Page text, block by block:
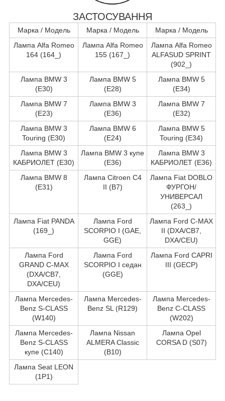
ЗАСТОСУВАННЯ
Марка / Модель Марка / Модель
Марка / Модель
Лампа Alfa Romeo
164 (164_)
Лампа Alfa Romeo
155 (167_)
Лампа Alfa Romeo
ALFASUD SPRINT
(902_)
Лампа BMW 3
(E30)
Лампа BMW 5
(E28)
Лампа BMW 5
(E34)
Лампа BMW 7
(E23)
Лампа BMW 3
(E36)
Лампа BMW 7
(E32)
Лампа BMW 3
Touring (E30)
Лампа BMW 6
(E24)
Лампа BMW 5
Touring (E34)
Лампа BMW 3
КАБРИОЛЕТ (E30)
Лампа BMW 3 купе
(E36)
Лампа BMW 3
КАБРИОЛЕТ (E36)
Лампа BMW 8
(E31)
Лампа Citroen C4
II (B7)
Лампа Fiat DOBLO
ФУРГОН/
УНИВЕРСАЛ
(263_)
Лампа Fiat PANDA
(169_)
Лампа Ford
SCORPIO I (GAE,
GGE)
Лампа Ford C-MAX
II (DXA/CB7,
DXA/CEU)
Лампа Ford
GRAND C-MAX
(DXA/CB7,
DXA/CEU)
Лампа Ford
SCORPIO I седан
(GGE)
Лампа Ford CAPRI
III (GECP)
Лампа Mercedes-
Benz S-CLASS
(W140)
Лампа Mercedes-
Benz SL (R129)
Лампа Mercedes-
Benz C-CLASS
(W202)
Лампа Mercedes-
Benz S-CLASS
купе (C140)
Лампа Nissan
ALMERA Classic
(B10)
Лампа Opel
CORSA D (S07)
Лампа Seat LEON
(1P1)